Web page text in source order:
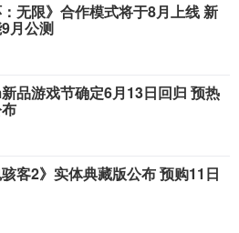
：无限》合作模式将于8月上线 新
月公测
品游戏节确定6月13日回归 预热
骇客2》实体典藏版公布 预购11日